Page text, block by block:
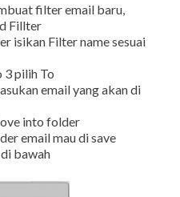
filter email baru,
Fillter
isikan Filter name sesuai
3 pilih To
email yang akan di
into folder
email mau di save
bawah